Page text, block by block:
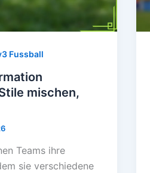
Fussball
mischen,
Teams ihre
sie verschiedene